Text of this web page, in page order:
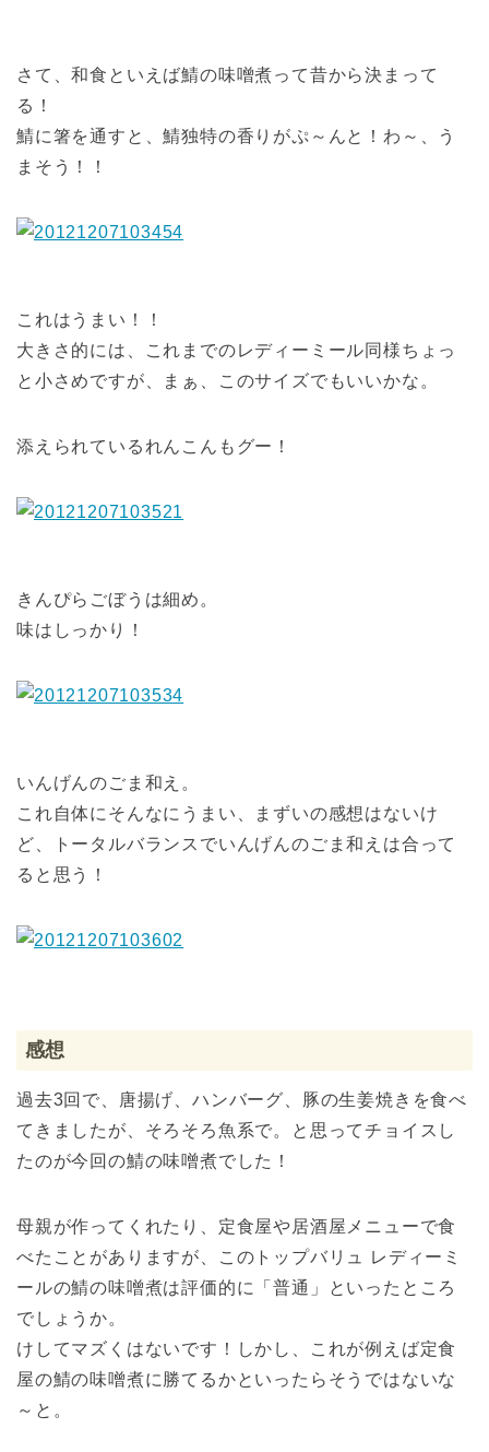
さて、和食といえば鯖の味噌煮って昔から決まって
る！
鯖に箸を通すと、鯖独特の香りがぷ～んと！わ～、う
まそう！！
これはうまい！！
大きさ的には、これまでのレディーミール同様ちょっ
と小さめですが、まぁ、このサイズでもいいかな。
添えられているれんこんもグー！
きんぴらごぼうは細め。
味はしっかり！
いんげんのごま和え。
これ自体にそんなにうまい、まずいの感想はないけ
ど、トータルバランスでいんげんのごま和えは合って
ると思う！
感想
過去3回で、唐揚げ、ハンバーグ、豚の生姜焼きを食べ
てきましたが、そろそろ魚系で。と思ってチョイスし
たのが今回の鯖の味噌煮でした！
母親が作ってくれたり、定食屋や居酒屋メニューで食
べたことがありますが、このトップバリュ レディーミ
ールの鯖の味噌煮は評価的に「普通」といったところ
でしょうか。
けしてマズくはないです！しかし、これが例えば定食
屋の鯖の味噌煮に勝てるかといったらそうではないな
～と。